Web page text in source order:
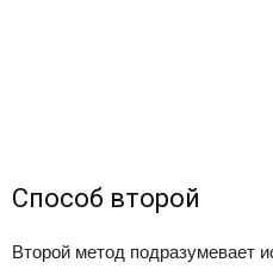
Способ второй
Второй метод подразумевает